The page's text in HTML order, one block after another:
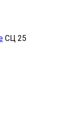
СЦ 25